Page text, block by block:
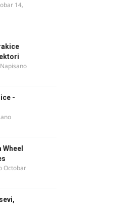
14,
Napisano
-
Octobar